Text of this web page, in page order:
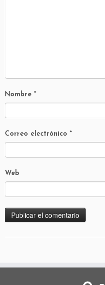
Nombre *
Correo electrónico *
Web